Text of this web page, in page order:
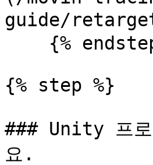
guide/
{% step %}
### Unity 프로
요.